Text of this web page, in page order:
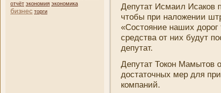
отчёт экономия экономика
бизнес торги
Депутат Исмаил Исаков
чтобы при наложени­и
«Состояни­е наших
средства от ни­х будут
депутат.
Депутат Токон Мамытов
достаточных мер для
компани­й.